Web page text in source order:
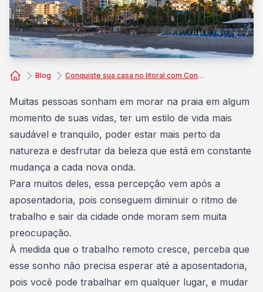
Blog Conquiste sua casa no litoral com Consórcio Embracon
Muitas pessoas sonham em morar na praia em algum
momento de suas vidas, ter um estilo de vida mais
saudável e tranquilo, poder estar mais perto da
natureza e desfrutar da beleza que está em constante
mudança a cada nova onda.
Para muitos deles, essa percepção vem após a
aposentadoria, pois conseguem diminuir o ritmo de
trabalho e sair da cidade onde moram sem muita
preocupação.
À medida que o trabalho remoto cresce, perceba que
esse sonho não precisa esperar até a aposentadoria,
pois você pode trabalhar em qualquer lugar, e mudar